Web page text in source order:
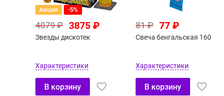
Акция -5%
4079 ₽ 3875 ₽
Звезды дискотек
Характеристики
В корзину
81 ₽ 77 ₽
Свеча бенгальская 160
Характеристики
В корзину